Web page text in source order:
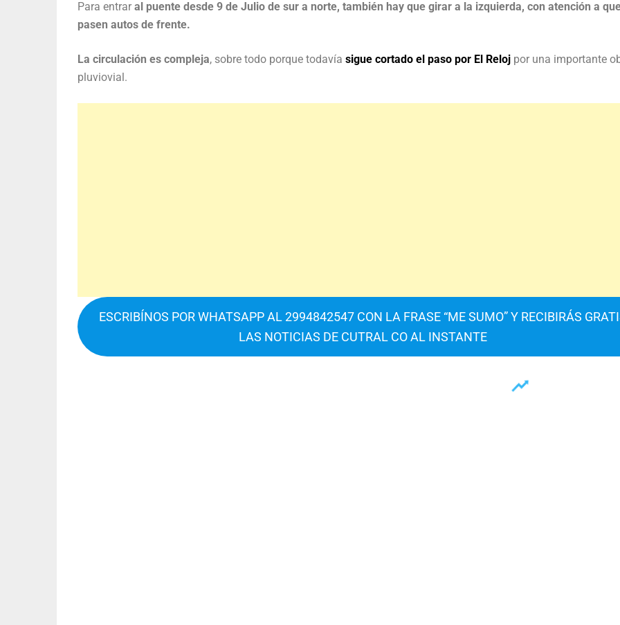
Para entrar al puente desde 9 de Julio de sur a norte, también hay que girar a la izquierda, con atención a
pasen autos de frente.
La circulación es compleja, sobre todo porque todavía sigue cortado el paso por El Reloj por una importante
pluviovial.
ESCRIBÍNOS POR WHATSAPP AL 2994842547 CON LA FRASE “ME SUMO” Y RECIBIRÁS
LAS NOTICIAS DE CUTRAL CO AL INSTANTE